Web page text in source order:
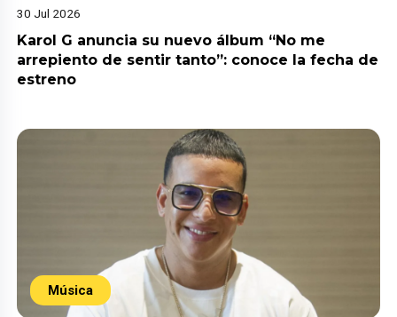
30 Jul 2026
Karol G anuncia su nuevo álbum “No me
arrepiento de sentir tanto”: conoce la fecha de
estreno
Música